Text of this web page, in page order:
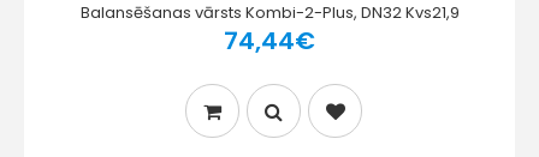
Balansēšanas vārsts Kombi-2-Plus, DN32 Kvs21,9
74,44€